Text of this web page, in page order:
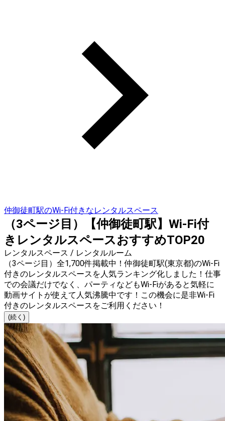
仲御徒町駅のWi-Fi付きなレンタルスペース
（3ページ目）【仲御徒町駅】Wi-Fi付
きレンタルスペースおすすめTOP20
レンタルスペース / レンタルルーム
（3ページ目）全1,700件掲載中！仲御徒町駅(東京都)のWi-Fi
付きのレンタルスペースを人気ランキング化しました！仕事
での会議だけでなく、パーティなどもWi-Fiがあると気軽に
動画サイトが使えて人気沸騰中です！この機会に是非Wi-Fi
付きのレンタルスペースをご利用ください！
(続く)